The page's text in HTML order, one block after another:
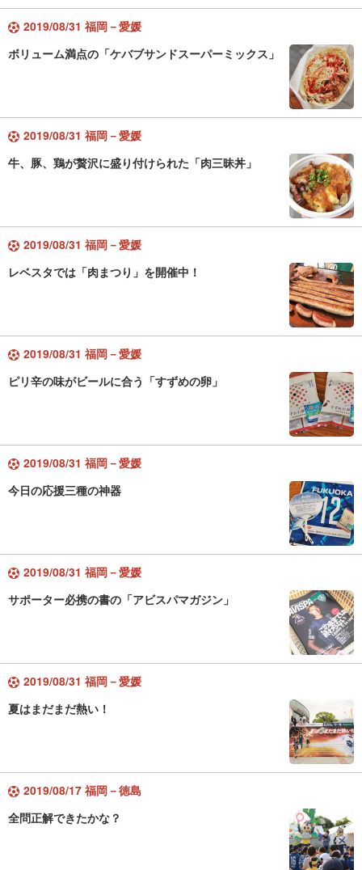
2019/08/31 福岡－愛媛
ボリューム満点の「ケバブサンドスーパーミックス」
2019/08/31 福岡－愛媛
牛、豚、鶏が贅沢に盛り付けられた「肉三昧丼」
2019/08/31 福岡－愛媛
レベスタでは「肉まつり」を開催中！
2019/08/31 福岡－愛媛
ピリ辛の味がビールに合う「すずめの卵」
2019/08/31 福岡－愛媛
今日の応援三種の神器
2019/08/31 福岡－愛媛
サポーター必携の書の「アビスパマガジン」
2019/08/31 福岡－愛媛
夏はまだまだ熱い！
2019/08/17 福岡－徳島
全問正解できたかな？